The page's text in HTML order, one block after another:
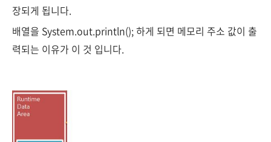
장되게 됩니다.
배열을 System.out.println(); 하게 되면 메모리 주소 값이 출
력되는 이유가 이 것 입니다.